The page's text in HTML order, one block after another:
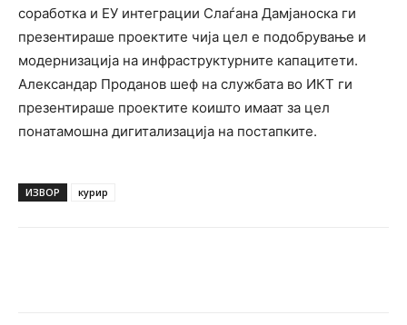
соработка и ЕУ интеграции Слаѓана Дамјаноска ги
презентираше проектите чија цел е подобрување и
модернизација на инфраструктурните капацитети.
Александар Проданов шеф на службата во ИКТ ги
презентираше проектите коишто имаат за цел
понатамошна дигитализација на постапките.
ИЗВОР курир